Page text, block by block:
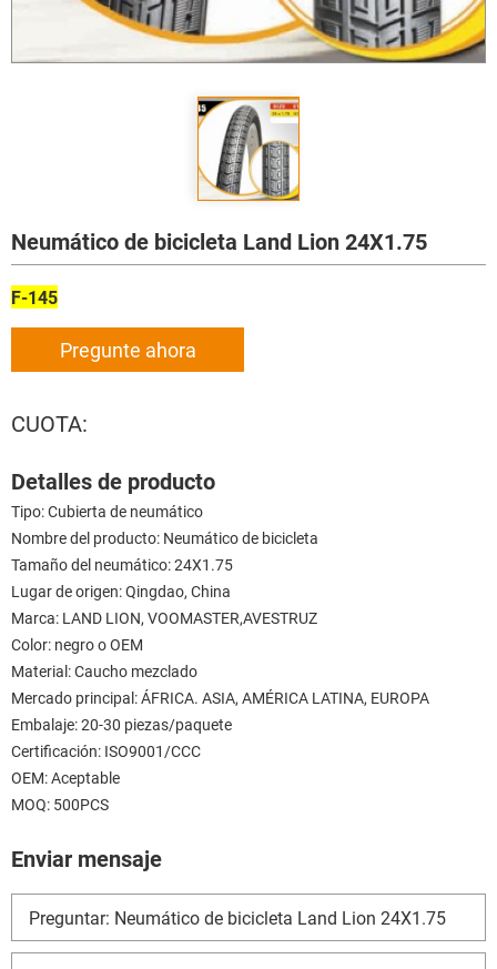
Neumático de bicicleta Land Lion 24X1.75
F-145
Pregunte ahora
CUOTA:
Detalles de producto
Tipo: Cubierta de neumático
Nombre del producto: Neumático de bicicleta
Tamaño del neumático: 24X1.75
Lugar de origen: Qingdao, China
Marca: LAND LION, VOOMASTER,AVESTRUZ
Color: negro o OEM
Material: Caucho mezclado
Mercado principal: ÁFRICA. ASIA, AMÉRICA LATINA, EUROPA
Embalaje: 20-30 piezas/paquete
Certificación: ISO9001/CCC
OEM: Aceptable
MOQ: 500PCS
Enviar mensaje